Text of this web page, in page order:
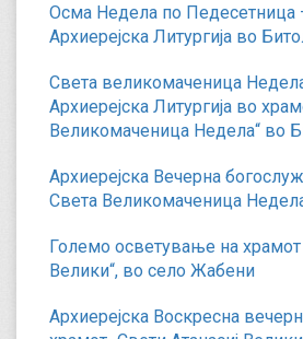
Осма Недела по Педесетница
Архиерејска Литургија во
Света великомаченица
Архиерејска Литургија во
Великомаченица Недела“ во
Архиерејска Вечерна
Света Великомаченица
Големо осветување на храмот
Велики“, во село Жабени
Архиерејска Воскресна